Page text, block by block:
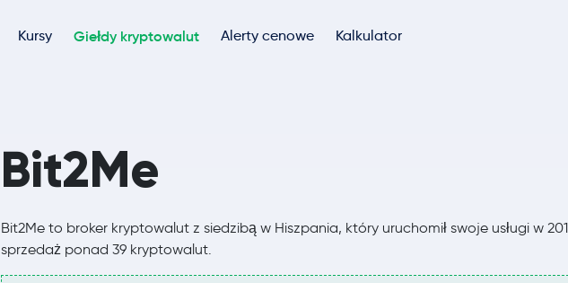
Kursy Giełdy kryptowalut Alerty cenowe Kalkulator
Bit2Me
Bit2Me to broker kryptowalut z siedzibą w Hiszpania, który uruchomił swoje usługi w
sprzedaż ponad 39 kryptowalut.